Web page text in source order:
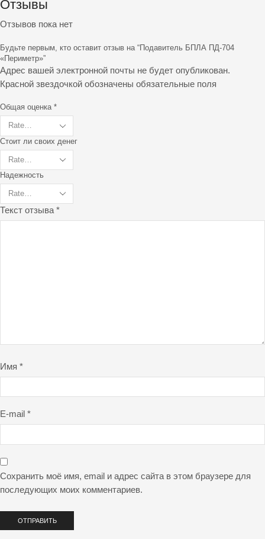
Отзывы
Отзывов пока нет
Будьте первым, кто оставит отзыв на “Подавитель БПЛА ПД-704
«Периметр»”
Адрес вашей электронной почты не будет опубликован.
Красной звездочкой обозначены обязательные поля
Общая оценка *
Стоит ли своих денег
Надежность
Текст отзыва*
Имя *
E-mail *
Сохранить моё имя, email и адрес сайта в этом браузере для
последующих моих комментариев.